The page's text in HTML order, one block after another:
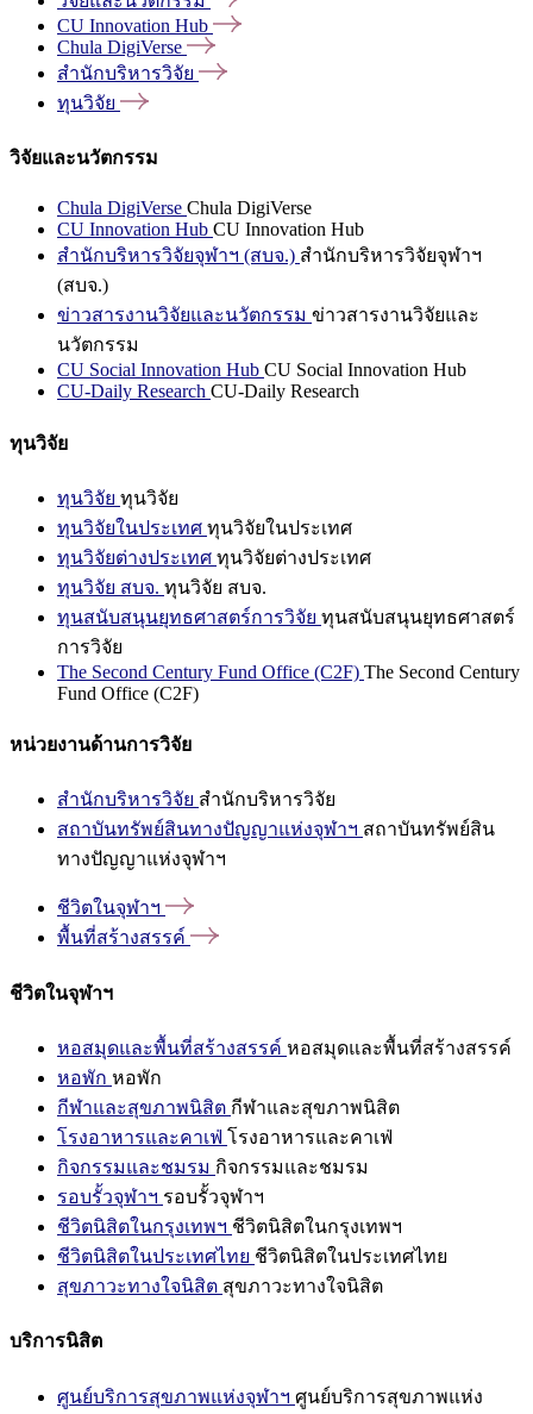
CU Innovation Hub
Chula DigiVerse
สำนักบริหารวิจัย
ทุนวิจัย
วิจัยและนวัตกรรม
Chula DigiVerse Chula DigiVerse
CU Innovation Hub CU Innovation Hub
สำนักบริหารวิจัยจุฬาฯ (สบจ.) สำนักบริหารวิจัยจุฬาฯ
(สบจ.)
ข่าวสารงานวิจัยและนวัตกรรม ข่าวสารงานวิจัยและ
นวัตกรรม
CU Social Innovation Hub CU Social Innovation Hub
CU-Daily Research CU-Daily Research
ทุนวิจัย
ทุนวิจัย ทุนวิจัย
ทุนวิจัยในประเทศ ทุนวิจัยในประเทศ
ทุนวิจัยต่างประเทศ ทุนวิจัยต่างประเทศ
ทุนวิจัย สบจ. ทุนวิจัย สบจ.
ทุนสนับสนุนยุทธศาสตร์การวิจัย ทุนสนับสนุนยุทธศาสตร์
การวิจัย
The Second Century Fund Office (C2F) The Second Century
Fund Office (C2F)
หน่วยงานด้านการวิจัย
สำนักบริหารวิจัย สำนักบริหารวิจัย
สถาบันทรัพย์สินทางปัญญาแห่งจุฬาฯ สถาบันทรัพย์สิน
ทางปัญญาแห่งจุฬาฯ
ชีวิตในจุฬาฯ
พื้นที่สร้างสรรค์
ชีวิตในจุฬาฯ
หอสมุดและพื้นที่สร้างสรรค์ หอสมุดและพื้นที่สร้างสรรค์
หอพัก หอพัก
กีฬาและสุขภาพนิสิต กีฬาและสุขภาพนิสิต
โรงอาหารและคาเฟ่ โรงอาหารและคาเฟ่
กิจกรรมและชมรม กิจกรรมและชมรม
รอบรั้วจุฬาฯ รอบรั้วจุฬาฯ
ชีวิตนิสิตในกรุงเทพฯ ชีวิตนิสิตในกรุงเทพฯ
ชีวิตนิสิตในประเทศไทย ชีวิตนิสิตในประเทศไทย
สุขภาวะทางใจนิสิต สุขภาวะทางใจนิสิต
บริการนิสิต
ศูนย์บริการสุขภาพแห่งจุฬาฯ ศูนย์บริการสุขภาพแห่ง